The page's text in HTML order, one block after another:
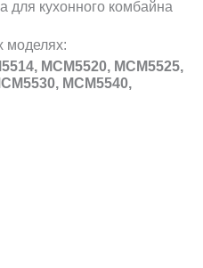
для кухонного комбайна
моделях:
MCM5520, MCM5525,
MCM5540,